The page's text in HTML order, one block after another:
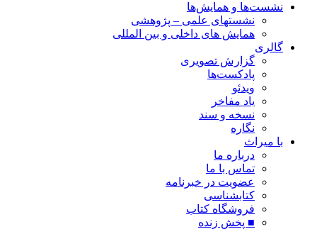
نشست‌ها و همایش‌ها
نشستهای علمی – پژوهشی
همایش های داخلی و بین المللی
گالری
گزارش تصویری
پادکست‌ها
ویدئو
یاد مفاخر
نسخه و سند
نگاره
با میراث
درباره ما
تماس با ما
عضویت در خبرنامه
کتابشناسی
فروشگاه کتاب
■ پخش زنده